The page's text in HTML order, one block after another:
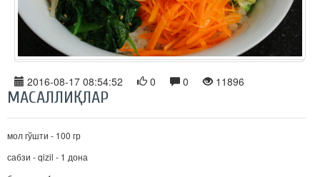
2016-08-17 08:54:52 0 0 11896
МАСАЛЛИҚЛАР
мол гўшти - 100 гр
сабзи - qizil - 1 дона